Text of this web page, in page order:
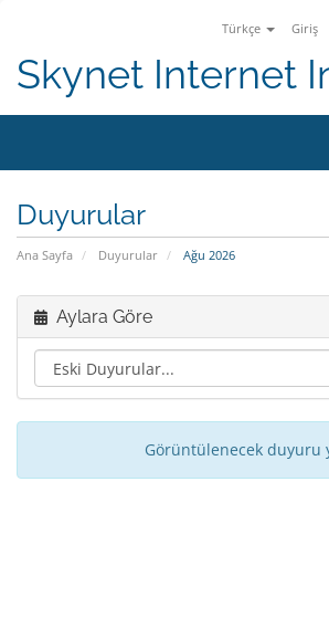
Türkçe Giriş
Skynet Internet
Duyurular
Ana Sayfa Duyurular Ağu 2026
Aylara Göre
Görüntülenecek duyuru